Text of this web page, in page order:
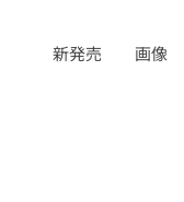
新発売 画像